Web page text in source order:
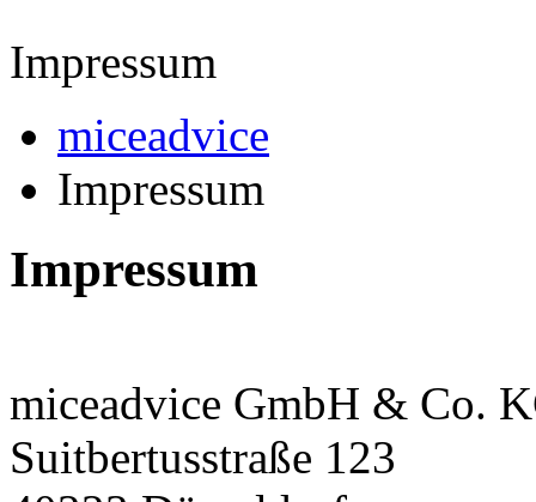
Impressum
miceadvice
Impressum
Impressum
miceadvice GmbH & Co.
Suitbertusstraße 123